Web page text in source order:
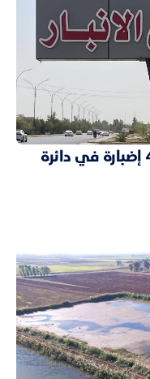
النزاهة تضبط تلاعباً وتزويراً بـ 46 إضبارة في دائرة